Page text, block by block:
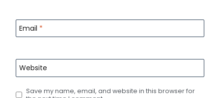
Email *
Website
Save my name, email, and website in this browser for